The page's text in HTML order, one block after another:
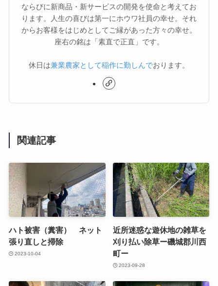
ならびに新商品・新サービスの開発を使命と考えてお
ります。人生の喜びは第一にホウワ社員の幸せ。それ
からお客様をはじめとしてご縁があった方々の幸せ。
座右の銘は「素直で正直」です。
休日は兼業農家として稲作に勤しんでおります。
関連記事
ハト被害（糞害） ネット
張り直しと掃除
2023-10-04
近所迷惑な遊休地の雑草を
刈り払い除草ー磯城郡川西
町ー
2023-09-28